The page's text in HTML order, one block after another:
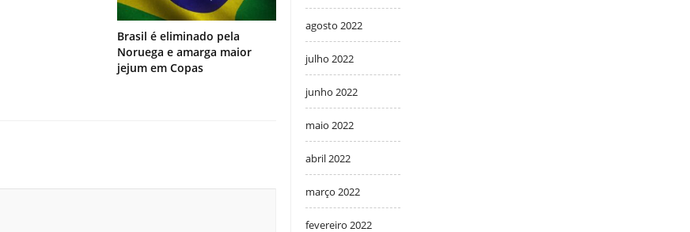
Brasil é eliminado pela
Noruega e amarga maior
jejum em Copas
agosto 2022
julho 2022
junho 2022
maio 2022
abril 2022
março 2022
fevereiro 2022